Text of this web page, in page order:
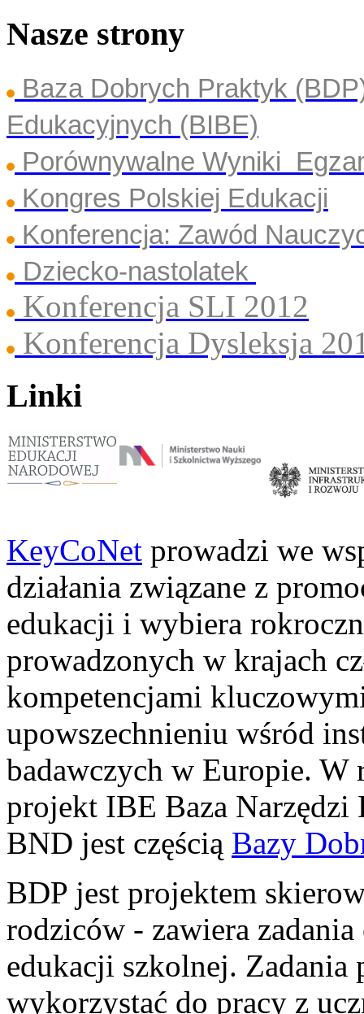
Nasze strony
Baza Dobrych Praktyk
Edukacyjnych (BIBE)
Porównywalne Wyniki
Kongres Polskiej Edukacji
Konferencja: Zawód
Dziecko-nastolatek
Konferencja SLI 2012
Konferencja Dysleksja
Linki
KeyCoNet prowadzi we
działania związane z
edukacji i wybiera
prowadzonych w krajach
kompetencjami
upowszechnieniu wśród
badawczych w Europie. W
projekt IBE Baza
BND jest częścią Bazy
BDP jest projektem
rodziców - zawiera
edukacji szkolnej. Zadania
wykorzystać do pracy z